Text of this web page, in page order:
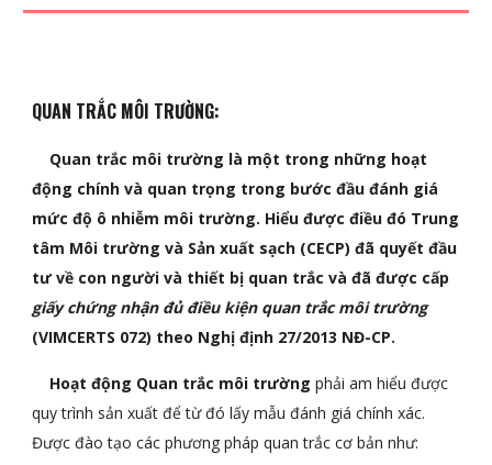
QUAN TRẮC MÔI TRƯỜNG:
động chính và quan trọng trong bước đầu đánh giá
mức độ ô nhiễm môi trường. Hiểu được điều đó Trung
tâm Môi trường và Sản xuất sạch (CECP) đã quyết đầu
giấy chứng nhận đủ điều kiện quan trắc môi trường
(VIMCERTS 072) theo Nghị định 27/2013 NĐ-CP.
    Hoạt động Quan trắc môi trường
phải am hiểu được
quy trình sản xuất để từ đó lấy mẫu đánh giá chính xác.
Được đào tạo các phương pháp quan trắc cơ bản như: